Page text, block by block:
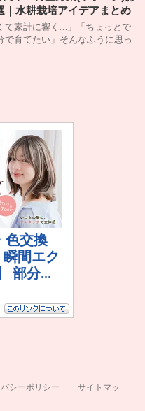
｜水耕栽培アイデアまとめ
て家計に響く…」「ちょっとで
で育てたい」そんなふうに思っ
シーポリシー
サイトマッ